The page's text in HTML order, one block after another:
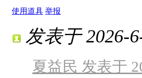
使用道具 举报
发表于 2026-
夏益民 发表于